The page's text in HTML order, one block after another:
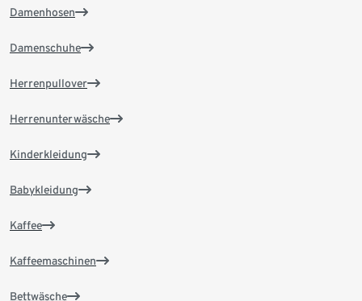
Damenhosen
Damenschuhe
Herrenpullover
Herrenunterwäsche
Kinderkleidung
Babykleidung
Kaffee
Kaffeemaschinen
Bettwäsche